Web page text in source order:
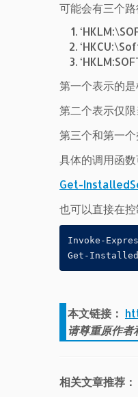
可能会有三个路
第一个表示的是
第二个表示仅
第三个和第一
具体的调用函数
Get-
也可以直接在控
Invoke-
Get-
本文链接：
请尊重原作者
相关文章推荐：